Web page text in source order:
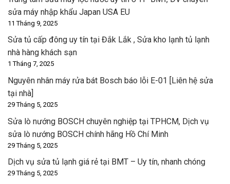
sửa máy nhập khẩu Japan USA EU
11 Tháng 9, 2025
Sửa tủ cấp đông uy tín tại Đắk Lắk , Sửa kho lạnh tủ lạnh
nhà hàng khách sạn
1 Tháng 7, 2025
Nguyên nhân máy rửa bát Bosch báo lỗi E-01 [Liên hệ sửa
tại nhà]
29 Tháng 5, 2025
Sửa lò nướng BOSCH chuyên nghiệp tại TPHCM, Dịch vụ
sửa lò nướng BOSCH chính hãng Hồ Chí Minh
29 Tháng 5, 2025
Dịch vụ sửa tủ lạnh giá rẻ tại BMT – Uy tín, nhanh chóng
29 Tháng 5, 2025